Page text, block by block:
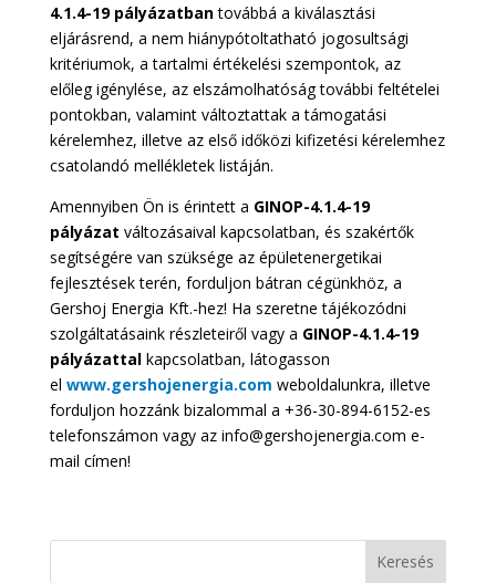
4.1.4-19 pályázatbantovábbá a kiválasztási
eljárásrend, a nem hiánypótoltatható jogosultsági
kritériumok, a tartalmi értékelési szempontok, az
előleg igénylése, az elszámolhatóság további feltételei
pontokban, valamint változtattak a támogatási
kérelemhez, illetve az első időközi kifizetési kérelemhez
csatolandó mellékletek listáján.
Amennyiben Ön is érintett a GINOP-4.1.4-19
pályázat változásaival kapcsolatban, és szakértők
segítségére van szüksége az épületenergetikai
fejlesztések terén, forduljon bátran cégünkhöz, a
Gershoj Energia Kft.-hez! Ha szeretne tájékozódni
szolgáltatásaink részleteiről vagy a GINOP-4.1.4-19
pályázattalkapcsolatban, látogasson
el www.gershojenergia.com weboldalunkra, illetve
forduljon hozzánk bizalommal a +36-30-894-6152-es
telefonszámon vagy az info@gershojenergia.com e-
mail címen!